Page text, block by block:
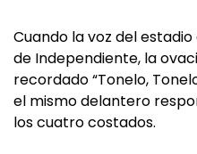
Cuando la voz del
de Independiente, la
recordado “Tonelo,
el mismo delantero
los cuatro costados.